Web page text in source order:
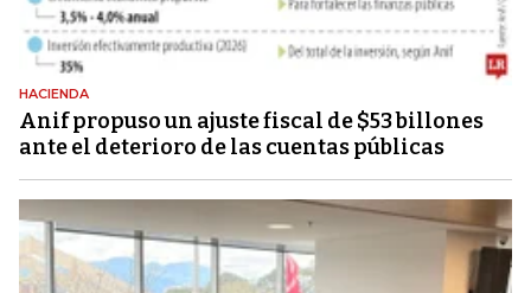
HACIENDA
Anif propuso un ajuste fiscal de $53 billones
ante el deterioro de las cuentas públicas